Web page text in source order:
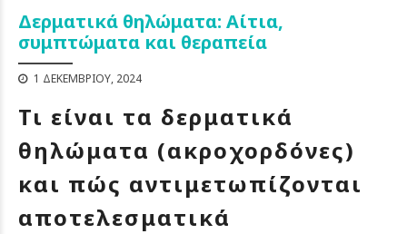
Δερματικά θηλώματα: Αίτια,
συμπτώματα και θεραπεία
1 ΔΕΚΕΜΒΡΊΟΥ, 2024
Τι είναι τα δερματικά
θηλώματα (ακροχορδόνες)
και πώς αντιμετωπίζονται
αποτελεσματικά